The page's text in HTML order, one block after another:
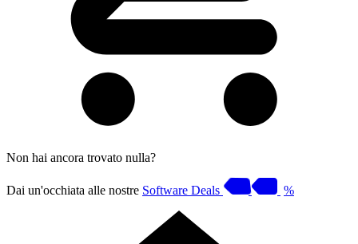
Non hai ancora trovato nulla?
Dai un'occhiata alle nostre Software Deals %